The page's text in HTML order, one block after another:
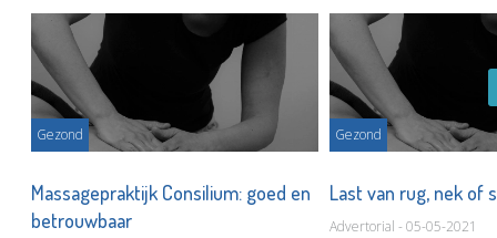
Gezond
Massagepraktijk Consilium: goed en
betrouwbaar
Gezond
Last van rug, nek of
Advertorial - 05-05-2021